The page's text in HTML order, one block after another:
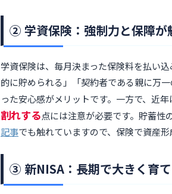
② 学資保険：強制力と保障が
学資保険は、毎月決まった保険料を払い
的に貯められる」「契約者である親に万
った安心感がメリットです。一方で、近年
割れする点には注意が必要です。貯蓄性
記事でも触れていますので、保険で資産
③ 新NISA：長期で大きく育